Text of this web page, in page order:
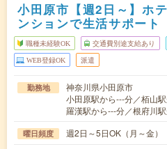
小田原市【週2日～】ホ
ンションで生活サポート
職種未経験OK 交通費別途支給あり
WEB登録OK 派遣
勤務地
神奈川県小田原市
小田原駅から---分／栢山
羅漢駅から---分／根府川
曜日頻度 週2日～5日OK（月～金